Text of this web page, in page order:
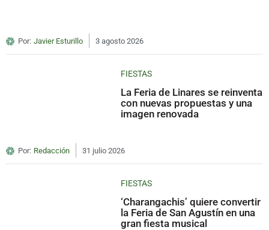
Por: Javier Esturillo 3 agosto 2026
FIESTAS
La Feria de Linares se reinventa
con nuevas propuestas y una
imagen renovada
Por: Redacción 31 julio 2026
FIESTAS
‘Charangachis’ quiere convertir
la Feria de San Agustín en una
gran fiesta musical